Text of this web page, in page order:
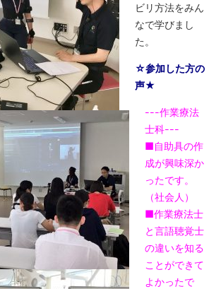
ビリ方法をみん
なで学びまし
た。
☆参加した方の
声★
---作業療法
士科---
■自助具の作
成が興味深か
ったです。
（社会人）
■作業療法士
と言語聴覚士
の違いを知る
ことができて
よかったで